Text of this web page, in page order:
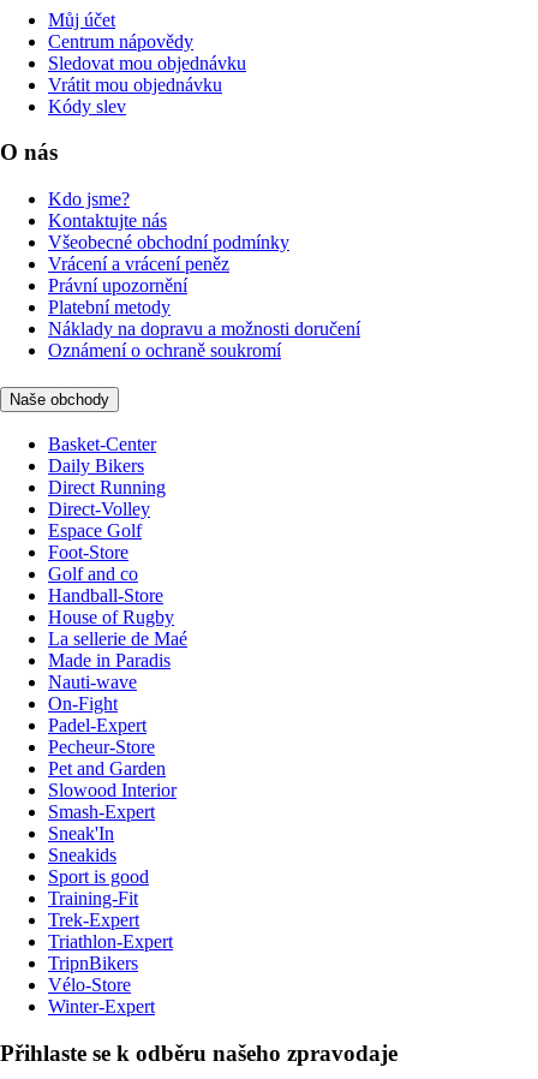
Můj účet
Centrum nápovědy
Sledovat mou objednávku
Vrátit mou objednávku
Kódy slev
O nás
Kdo jsme?
Kontaktujte nás
Všeobecné obchodní podmínky
Vrácení a vrácení peněz
Právní upozornění
Platební metody
Náklady na dopravu a možnosti doručení
Oznámení o ochraně soukromí
Naše obchody
Basket-Center
Daily Bikers
Direct Running
Direct-Volley
Espace Golf
Foot-Store
Golf and co
Handball-Store
House of Rugby
La sellerie de Maé
Made in Paradis
Nauti-wave
On-Fight
Padel-Expert
Pecheur-Store
Pet and Garden
Slowood Interior
Smash-Expert
Sneak'In
Sneakids
Sport is good
Training-Fit
Trek-Expert
Triathlon-Expert
TripnBikers
Vélo-Store
Winter-Expert
Přihlaste se k odběru našeho zpravodaje